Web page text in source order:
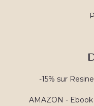
-15% sur
AMAZON -